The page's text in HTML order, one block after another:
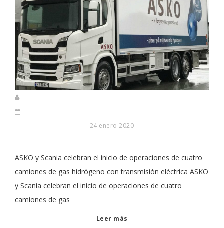
24 enero 2020
ASKO y Scania celebran el inicio de operaciones de cuatro
camiones de gas hidrógeno con transmisión eléctrica ASKO
y Scania celebran el inicio de operaciones de cuatro
camiones de gas
Leer más